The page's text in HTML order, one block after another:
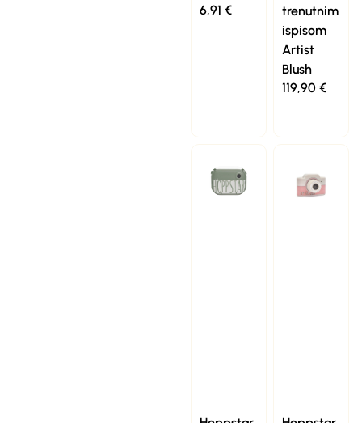
6,91 €
trenutnim
ispisom
Artist
Blush
119,90 €